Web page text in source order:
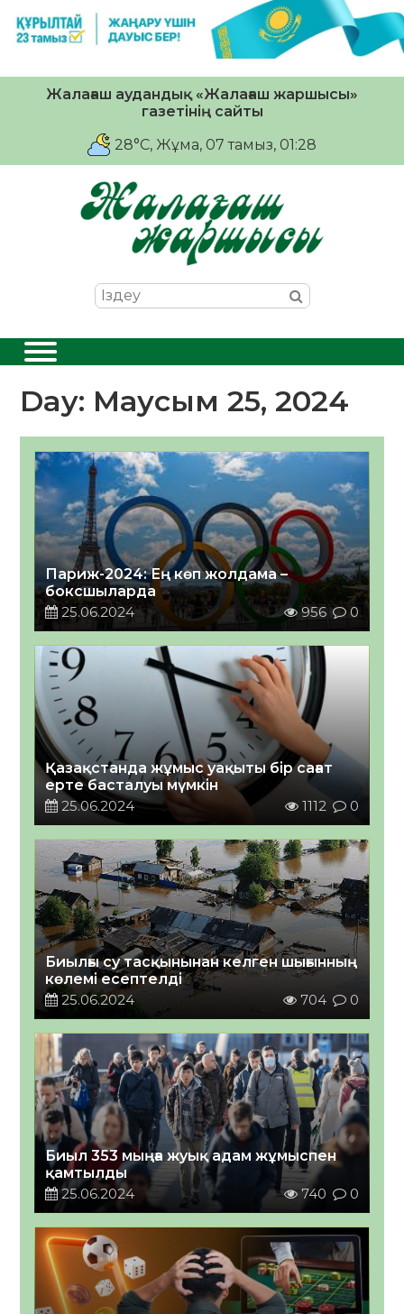
Жалағаш аудандық «Жалағаш жаршысы»
газетінің сайты
28°C, Жұма, 07 тамыз, 01:28
Day: Маусым 25, 2024
Париж-2024: Ең көп жолдама –
боксшыларда
25.06.2024
956 0
Қазақстанда жұмыс уақыты бір сағат
ерте басталуы мүмкін
25.06.2024
1112 0
Биылғы су тасқынынан келген шығынның
көлемі есептелді
25.06.2024
704 0
Биыл 353 мыңға жуық адам жұмыспен
қамтылды
25.06.2024
740 0